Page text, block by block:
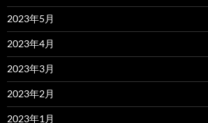
2023年5月
2023年4月
2023年3月
2023年2月
2023年1月